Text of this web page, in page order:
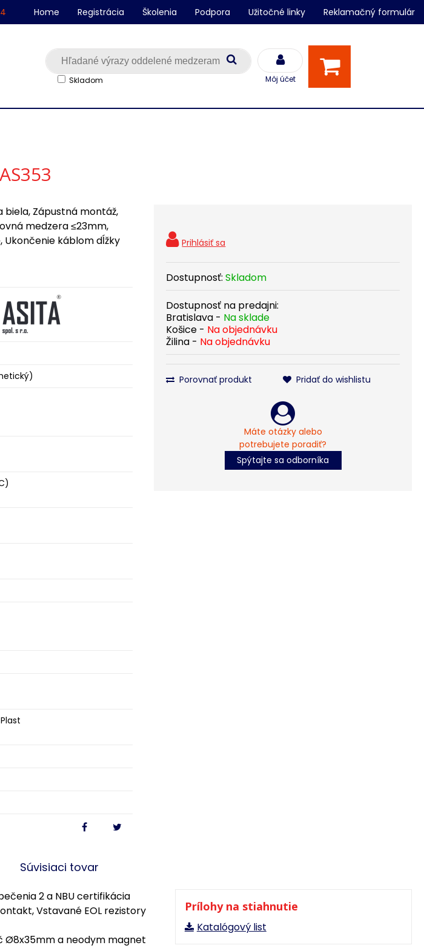
Môj účet
Skladom
Home Registrácia Školenia Podpora Užitočné linky Reklamačný formulár
Dostupnosť: Skladom
Dostupnosť na predajni:
Bratislava - Na sklade
Košice - Na objednávku
Žilina - Na objednávku
Porovnať produkt Pridať do wishlistu
Máte otázky alebo
potrebujete poradiť?
Spýtajte sa odborníka
Zápustná montáž,
medzera ≤23mm,
Ukončenie káblom dĺžky
Súvisiaci tovar
Prílohy na stiahnutie
Katalógový list
2 a NBU certifikácia
Vstavané EOL rezistory
a neodym magnet